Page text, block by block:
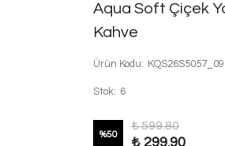
Aqua Soft Çiçek
Kahve
Ürün Kodu:
Stok: 6
%50
₺ 599.80
₺ 299.90